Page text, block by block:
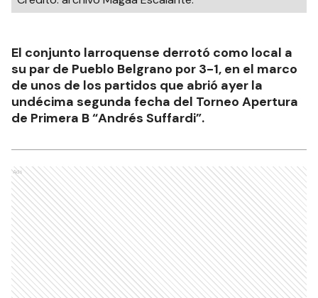
El conjunto larroquense derrotó como local a
su par de Pueblo Belgrano por 3-1, en el marco
de unos de los partidos que abrió ayer la
undécima segunda fecha del Torneo Apertura
de Primera B “Andrés Suffardi”.
Ads